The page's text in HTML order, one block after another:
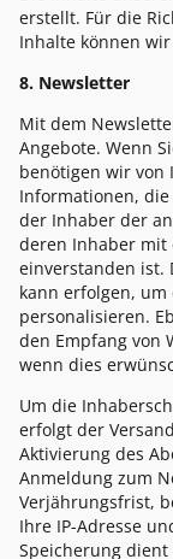
erstellt. Für die
Inhalte können
8. Newsletter
Mit dem
Angebote. Wenn
benötigen wir von
Informationen,
der Inhaber der
deren Inhaber mit
einverstanden ist.
kann erfolgen,
personalisieren.
den Empfang von
wenn dies
Um die
erfolgt der
Aktivierung des
Anmeldung zum
Verjährungsfrist,
Ihre IP-Adresse
Speicherung